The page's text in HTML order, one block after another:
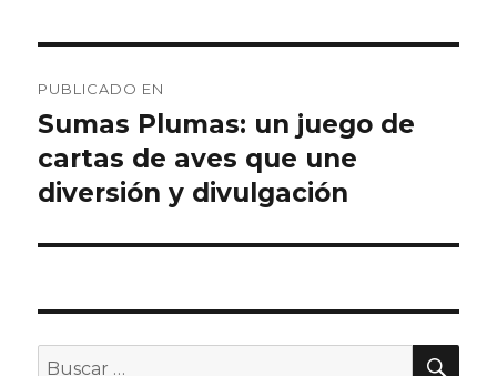
de
entradas
PUBLICADO EN
Sumas Plumas: un juego de
cartas de aves que une
diversión y divulgación
Buscar